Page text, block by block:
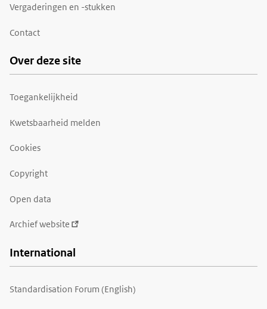
Vergaderingen en -stukken
Contact
Over deze site
Toegankelijkheid
Kwetsbaarheid melden
Cookies
Copyright
Open data
Archief website
International
Standardisation Forum (English)